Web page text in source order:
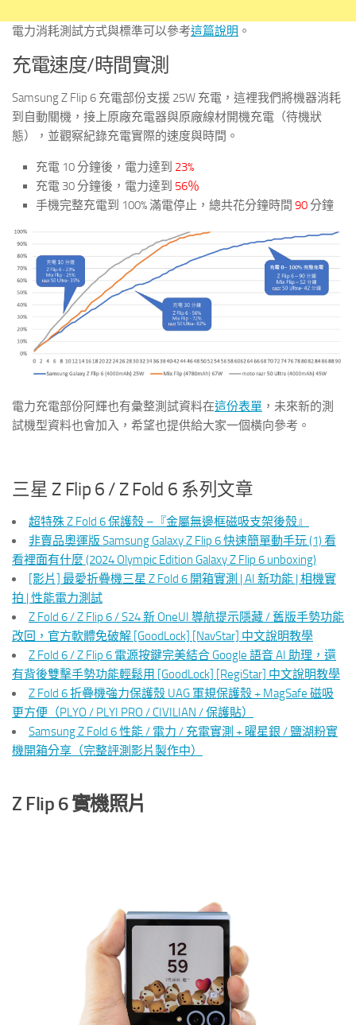
電力消耗測試方式與標準可以參考這篇說明 。
充電速度/時間實測
Samsung Z Flip 6 充電部份支援 25W 充電，這裡我們將機器消耗
到自動關機，接上原廠充電器與原廠線材開機充電（待機狀
態），並觀察紀錄充電實際的速度與時間。
充電 10 分鐘後，電力達到 23%
充電 30 分鐘後，電力達到 56％
手機完整充電到 100% 滿電停止，總共花分鐘時間 90分鐘
電力充電部份阿輝也有彙整測試資料在這份表單 ，未來新的測
試機型資料也會加入，希望也提供給大家一個橫向參考。
三星 Z Flip 6 / Z Fold 6 系列文章
超特殊 Z Fold 6 保護殼 –『金屬無邊框磁吸支架後殼』
非賣品奧運版 Samsung Galaxy Z Flip 6 快速簡單動手玩 (1) 看
看裡面有什麼 (2024 Olympic Edition Galaxy Z Flip 6 unboxing)
[影片] 最愛折疊機三星 Z Fold 6 開箱實測 | AI 新功能 | 相機實
拍 | 性能電力測試
Z Fold 6 / Z Flip 6 / S24 新 OneUI 導航提示隱藏 / 舊版手勢功能
改回，官方軟體免破解 [GoodLock] [NavStar] 中文說明教學
Z Fold 6 / Z Flip 6 電源按鍵完美結合 Google 語音 AI 助理，還
有背後雙擊手勢功能輕鬆用 [GoodLock] [RegiStar] 中文說明教學
Z Fold 6 折疊機強力保護殼 UAG 軍規保護殼 + MagSafe 磁吸
更方便（PLYO / PLYI PRO / CIVILIAN / 保護貼）
Samsung Z Fold 6 性能 / 電力 / 充電實測 + 曜星銀 / 鹽湖粉實
機開箱分享（完整評測影片製作中）
Z Flip 6 實機照片